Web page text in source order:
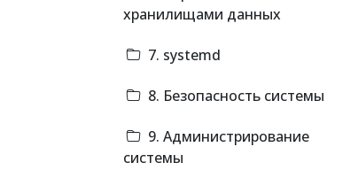
хранилищами данных
7. systemd
8. Безопасность системы
9. Администрирование
системы